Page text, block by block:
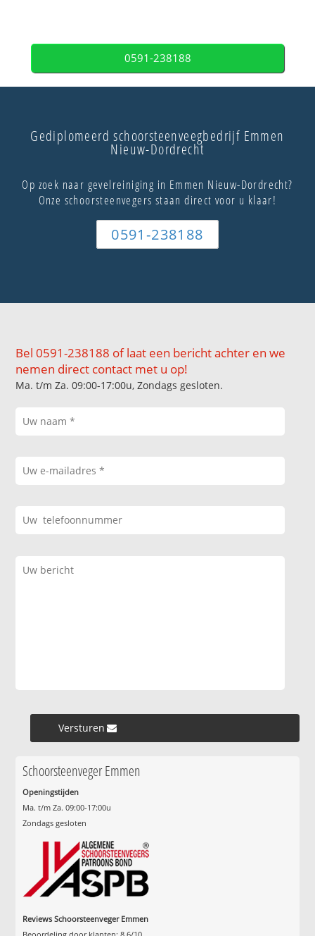
0591-238188
Gediplomeerd schoorsteenveegbedrijf Emmen
Nieuw-Dordrecht
Op zoek naar gevelreiniging in Emmen Nieuw-Dordrecht?
Onze schoorsteenvegers staan direct voor u klaar!
0591-238188
Bel 0591-238188 of laat een bericht achter en we
nemen direct contact met u op!
Ma. t/m Za. 09:00-17:00u, Zondags gesloten.
Versturen »
Schoorsteenveger Emmen
Openingstijden
Ma. t/m Za. 09:00-17:00u
Zondags gesloten
Reviews Schoorsteenveger Emmen